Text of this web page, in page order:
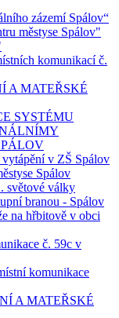
zázemí Spálov“
městyse Spálov"
komunikací č.
A MATEŘSKÉ
SYSTÉMU
v ZŠ Spálov
Spálov
světové války
branou - Spálov
na hřbitově v obci
č. 59c v
komunikace
A MATEŘSKÉ